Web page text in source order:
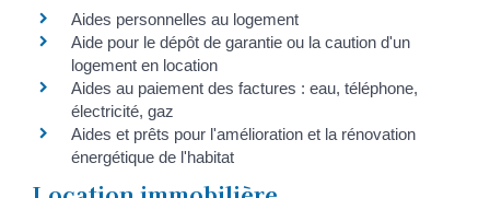
Aides personnelles au logement
Aide pour le dépôt de garantie ou la caution d'un
logement en location
Aides au paiement des factures : eau, téléphone,
électricité, gaz
Aides et prêts pour l'amélioration et la rénovation
énergétique de l'habitat